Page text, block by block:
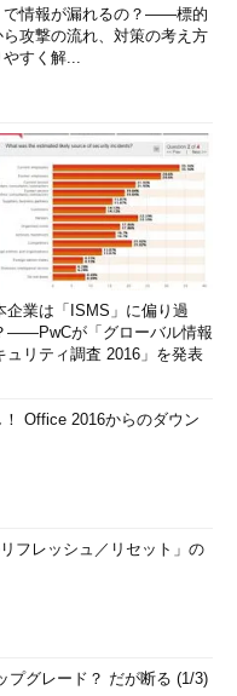
で情報が漏れるの？――標的
攻撃の流れ、対策の考え方
やすく解...
企業は「ISMS」に偏り過
――PwCが「グローバル情報
ュリティ調査 2016」を発表
Office 2016からのダウン
フレッシュ／リセット」の
プグレード？ だが断る (1/3)